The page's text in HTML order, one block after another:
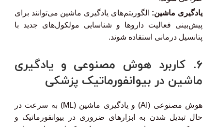
یادگیری ماشین: الگوریتم‌های یادگیری ماشین می‌توانند برای
پیش‌بینی فعالیت داروها و شناسایی مولکول‌های جدید با
پتانسیل درمانی استفاده شوند.
6. کاربرد هوش مصنوعی و یادگیری
ماشین در بیوانفورماتیک پزشکی
هوش مصنوعی (AI) و یادگیری ماشین (ML) به سرعت در
حال تبدیل شدن به ابزارهای ضروری در بیوانفورماتیک و